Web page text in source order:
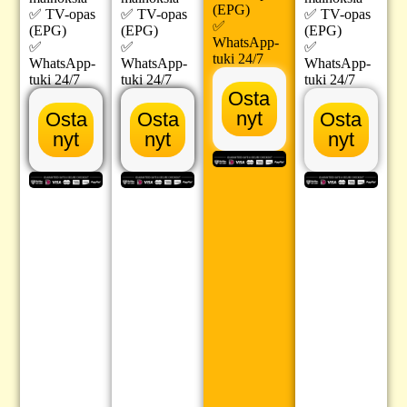
✅ TV-opas
(EPG)
✅
WhatsApp-
tuki 24/7
Osta
nyt
✅ TV-opas
(EPG)
✅
WhatsApp-
tuki 24/7
Osta
nyt
(EPG)
✅
WhatsApp-
tuki 24/7
Osta
nyt
✅ TV-opas
(EPG)
✅
WhatsApp-
tuki 24/7
Osta
nyt